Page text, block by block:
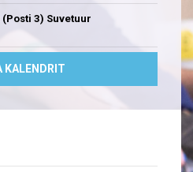
3) Suvetuur
KALENDRIT